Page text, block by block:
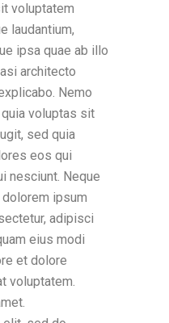
voluptatem
laudantium,
ipsa quae ab illo
architecto
Nemo
voluptas sit
sed quia
eos qui
nesciunt. Neque
ipsum
adipisci
eius modi
et dolore
voluptatem.